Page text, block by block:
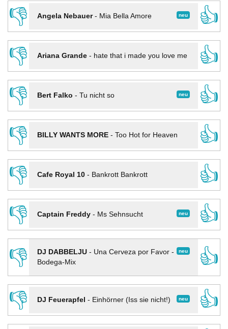
👎 neu
Angela Nebauer- Mia Bella Amore
👍
👎
Ariana Grande- hate that i made you love me
👍
👎
neu
Bert Falko - Tu nicht so
👍
👎
BILLY WANTS MORE- Too Hot for Heaven
👍
👎
Cafe Royal 10- Bankrott Bankrott
👍
👎
neu
Captain Freddy- Ms Sehnsucht
👍
👎
neu
DJ DABBELJU- Una Cerveza por Favor -
Bodega-Mix
👍
👎
neu
DJ Feuerapfel - Einhörner (Iss sie nicht!)
👍